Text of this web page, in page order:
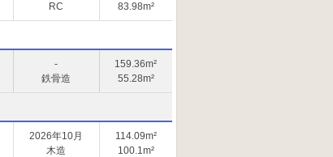
RC
83.98m²
-
鉄骨造
159.36m²
55.28m²
2026年10月
木造
114.09m²
100.1m²